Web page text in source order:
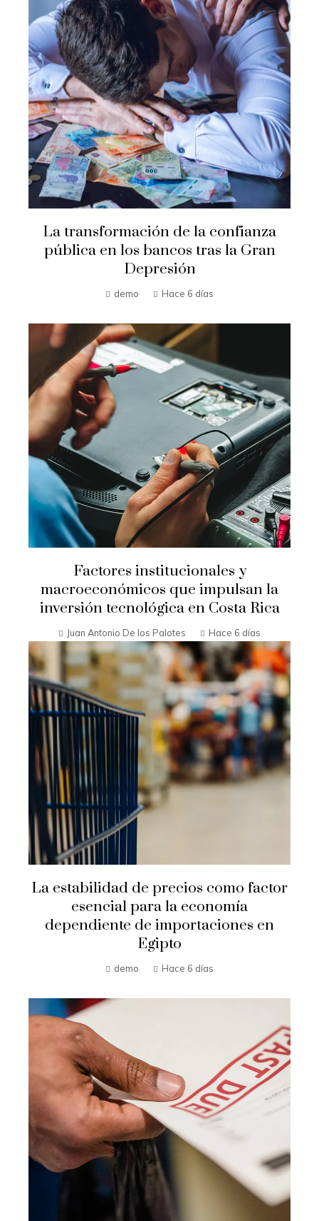
La transformación de la confianza
pública en los bancos tras la Gran
Depresión
demo Hace 6 días
Factores institucionales y
macroeconómicos que impulsan la
inversión tecnológica en Costa Rica
Juan Antonio De los Palotes Hace 6 días
La estabilidad de precios como factor
esencial para la economía
dependiente de importaciones en
Egipto
demo Hace 6 días